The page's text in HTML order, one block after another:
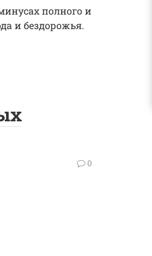
полного и
и бездорожья.
0